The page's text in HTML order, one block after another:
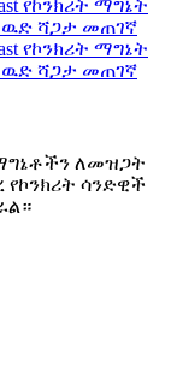
ማግኔቶችን ለመዝጋት
የኮንክሪት ሳንድዊች